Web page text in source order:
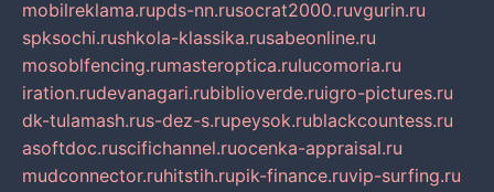
mobilreklama.rupds-nn.rusocrat2000.ruvgurin.ru
spksochi.rushkola-klassika.rusabeonline.ru
mosoblfencing.rumasteroptica.rulucomoria.ru
iration.rudevanagari.rubiblioverde.ruigro-pictures.ru
dk-tulamash.rus-dez-s.rupeysok.rublackcountess.ru
asoftdoc.ruscifichannel.ruocenka-appraisal.ru
mudconnector.ruhitstih.rupik-finance.ruvip-surfing.ru